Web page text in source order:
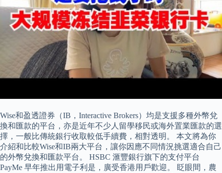
Wise和盈透證券（IB，Interactive Brokers）均是支援多種外幣兌
換和匯款的平台，亦是近年不少人留學移民或海外置業匯款的選
擇，一般比傳統銀行收取較低手續費，相對透明。 本文將為你
介紹和比較Wise和IB兩大平台，讓你因應不同情況挑選適合自己
的外幣兌換和匯款平台。 HSBC 滙豐銀行旗下的支付平台
PayMe 早年推出用電子利是，廣受香港用戶歡迎。 眨眼間，農